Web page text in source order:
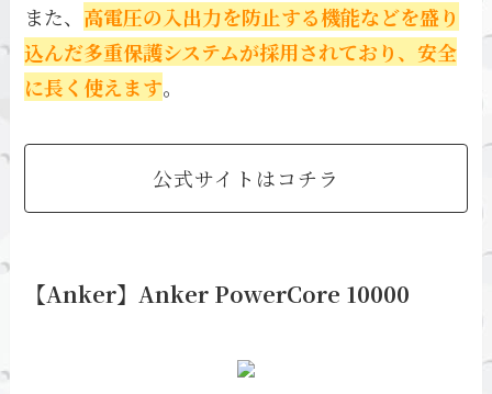
また、 高電圧の入出力を防止する機能などを盛り
込んだ多重保護システムが採用されており、安全
に長く使えます。
公式サイトはコチラ
【Anker】Anker PowerCore 10000